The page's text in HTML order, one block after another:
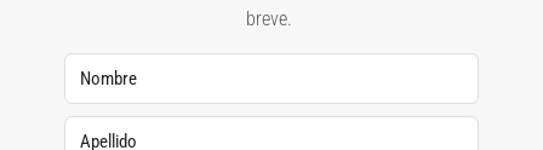
breve.